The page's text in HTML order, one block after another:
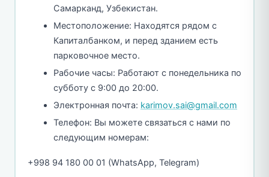
Самарканд, Узбекистан.
Местоположение: Находятся рядом с
Капиталбанком, и перед зданием есть
парковочное место.
Рабочие часы: Работают с понедельника по
субботу с 9:00 до 20:00.
Электронная почта: karimov.sai@gmail.com
Телефон: Вы можете связаться с нами по
следующим номерам:
+998 94 180 00 01 (WhatsApp, Telegram)